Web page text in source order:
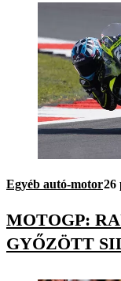
Egyéb autó-motor26
MOTOGP:
GYŐZÖTT